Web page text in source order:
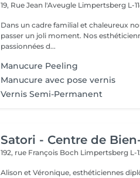
19, Rue Jean l'Aveugle Limpertsberg L-
Dans un cadre familial et chaleureux
passer un joli moment. Nos
passionnées d...
Manucure Peeling
Manucure avec pose vernis
Vernis Semi-Permanent
Satori - Centre de
192, rue François Boch Limpertsberg L-
Alison et Véronique, esthéticiennes